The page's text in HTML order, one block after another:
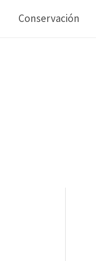
Conservación